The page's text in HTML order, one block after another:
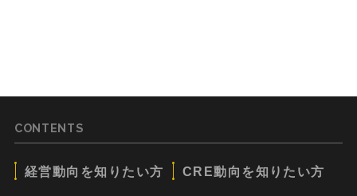
CONTENTS
経営動向を知りたい方 CRE動向を知りたい方